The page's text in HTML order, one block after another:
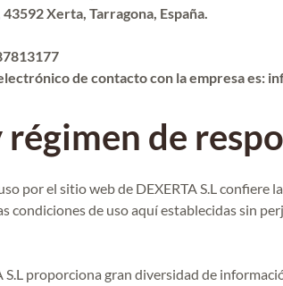
Xerta, Tarragona, España.
de contacto con la empresa es:
régimen de
por el sitio web de DEXERTA S.L
condiciones de uso aquí establecidas sin
S.L proporciona gran diversidad de